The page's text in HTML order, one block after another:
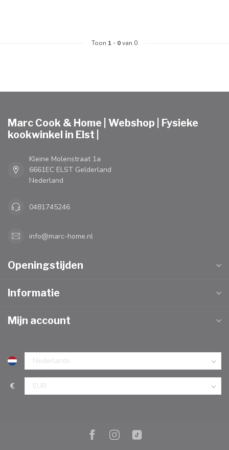
Toon 1 - 0van 0
Marc Cook & Home | Webshop | Fysieke
kookwinkel in Elst |
Kleine Molenstraat 1a
6661EC ELST Gelderland
Nederland
0481745246
info@marc-home.nl
Openingstijden
Informatie
Mijn account
€